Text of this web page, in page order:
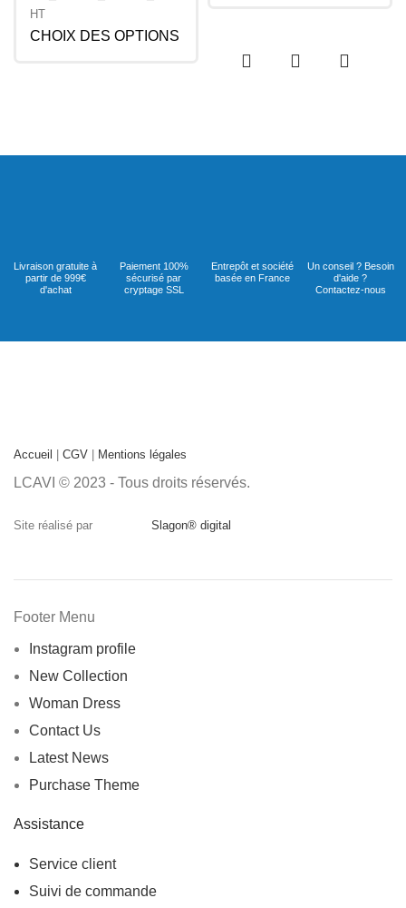
HT
CHOIX DES OPTIONS
Livraison gratuite à
partir de 999€
d'achat
Paiement 100%
sécurisé par
cryptage SSL
Entrepôt et société
basée en France
Un conseil ? Besoin
d'aide ?
Contactez-nous
Accueil CGV Mentions légales
LCAVI © 2023 - Tous droits réservés.
Site réalisé par Slagon® digital
Footer Menu
Instagram profile
New Collection
Woman Dress
Contact Us
Latest News
Purchase Theme
Assistance
Service client
Suivi de commande